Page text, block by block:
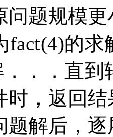
问题规模
fact(4)的
．．直
时，返回
题解后，